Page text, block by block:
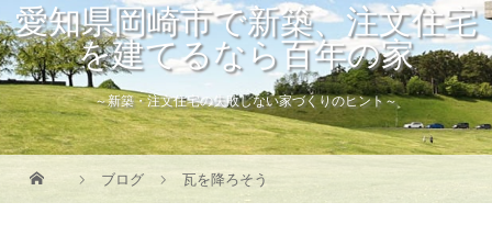
愛知県岡崎市で新築、注文住宅
を建てるなら百年の家
～新築・注文住宅の失敗しない家づくりのヒント～
ブログ 瓦を降ろそう